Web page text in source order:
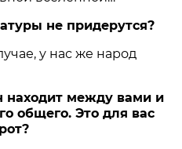
не придерутся?
у нас же народ
находит между вами и
общего. Это для вас